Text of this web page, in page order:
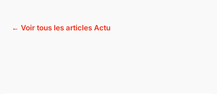
← Voir tous les articles Actu